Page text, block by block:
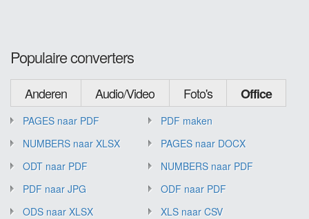
Populaire converters
Anderen Audio/Video Foto's Office
PAGES naar PDF
PDF maken
NUMBERS naar XLSX
PAGES naar DOCX
ODT naar PDF
NUMBERS naar PDF
PDF naar JPG
ODF naar PDF
ODS naar XLSX
XLS naar CSV